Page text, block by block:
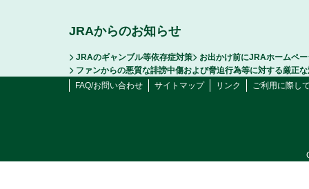
JRAからのお知らせ
JRAのギャンブル等依存症対策
お出かけ前にJRAホームペ
ファンからの悪質な誹謗中傷および脅迫行為等に対する厳正
FAQ/お問い合わせ
サイトマップ リンク ご利用に際し